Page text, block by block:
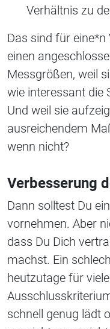
Verhältnis zu
Das sind für
einen
Messgrößen, weil
wie interessant die
Und weil sie
ausreichendem
wenn nicht?
Verbesserung
Dann solltest Du
vornehmen. Aber
dass Du Dich
machst. Ein
heutzutage für
schnell genug lädt